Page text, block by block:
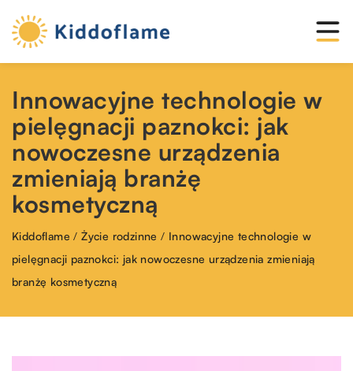
Innowacyjne technologie w
pielęgnacji paznokci: jak
nowoczesne urządzenia
zmieniają branżę
kosmetyczną
Kiddoflame /Życie rodzinne / Innowacyjne technologie w
pielęgnacji paznokci: jak nowoczesne urządzenia zmieniają
branżę kosmetyczną